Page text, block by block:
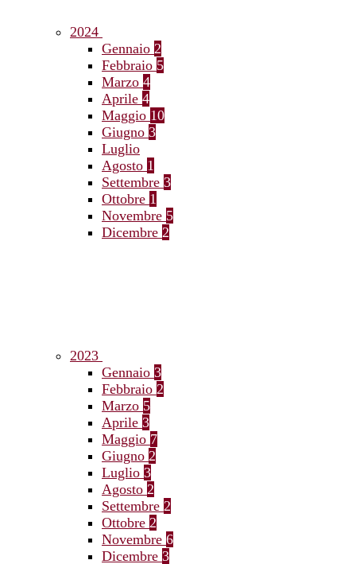
2024
Gennaio 2
Febbraio 5
Marzo 4
Aprile 4
Maggio 10
Giugno 3
Luglio
Agosto 1
Settembre 3
Ottobre 1
Novembre 5
Dicembre 2
2023
Gennaio 3
Febbraio 2
Marzo 5
Aprile 3
Maggio 7
Giugno 2
Luglio 3
Agosto 2
Settembre 2
Ottobre 2
Novembre 6
Dicembre 3